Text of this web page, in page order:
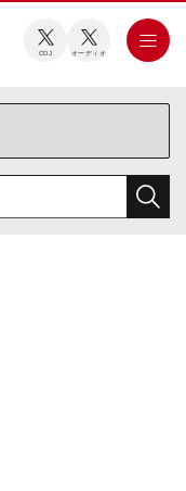
CDJ オーディオ